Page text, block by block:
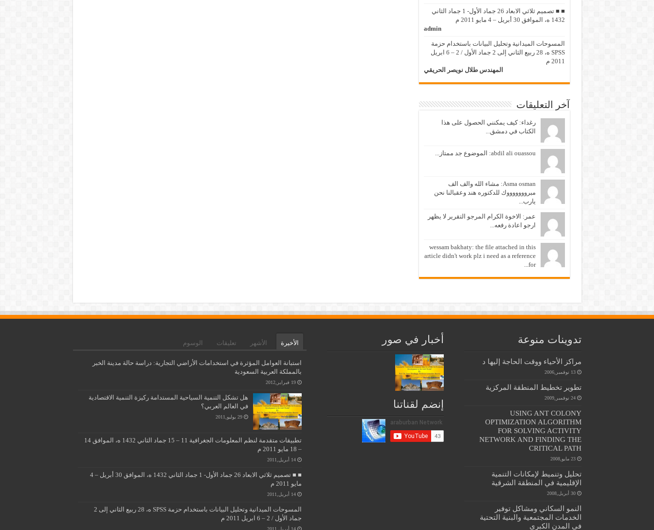
■ ■ تصميم ثلاثي الابعاد 26 جماد الأول- 1 جماد الثاني
1432 ه، الموافق 30 أبريل – 4 مايو 2011 م
admin
المسوحات الميدانية وتحليل البيانات باستخدام حزمة
SPSS ه، 28 ربيع الثاني إلى 2 جماد الأول / 2 – 6 ابريل
2011 م
المهندس طلال نويصر الحريقي
آخر التعليقات
رغداء: كيف يمكنني الحصول على هذا
الكتاب في دمشق...
abdil ali ouassou: الموضوع جد ممتاز...
Asma osman: مشاء الله والف الف
مبروووووووك للدكتوره هند وعقبالنا نحن
يارب...
عمر: الاخوة الكرام المرجو التقرير لا يظهر
ارجو اعادة رفعه...
wessam bakhaty: the file attached in this
article didn't work plz i need as a reference
for...
تدوينات منوعة
مراكز الأحياء ووقت الحاجة إليها د
13 نوفمبر,2006
تطوير تخطيط المنطقة المركزية
24 نوفمبر,2009
USING ANT COLONY
OPTIMIZATION ALGORITHM
FOR SOLVING ACTIVITY
NETWORK AND FINDING THE
CRITICAL PATH
23 مايو,2008
تحليل وتنميط لإمكانات التنمية
الإقليمية في المنطقة الشرقية
30 أبريل,2008
النمو السكاني ومشاكل توفير
الخدمات المجتمعية والبنية التحتية
في المدن الكبرى
أخبار في صور
إنضم لقناتنا
الأخيرة الأشهر تعليقات الوسوم
استبانة العوامل المؤثرة في استخدامات الأراضي التجارية: دراسة حالة مدينة الخبر
بالمملكة العربية السعودية
19 فبراير,2012
هل تشكل التنمية السياحية المستدامة ركيزة التنمية الاقتصادية
في العالم العربي؟
29 يوليو,2011
تطبيقات متقدمة لنظم المعلومات الجغرافية 11 – 15 جماد الثاني 1432 ه، الموافق 14
– 18 مايو 2011 م
14 أبريل,2011
■ ■ تصميم ثلاثي الابعاد 26 جماد الأول- 1 جماد الثاني 1432 ه، الموافق 30 أبريل – 4
مايو 2011 م
14 أبريل,2011
المسوحات الميدانية وتحليل البيانات باستخدام حزمة SPSS ه، 28 ربيع الثاني إلى 2
جماد الأول / 2 – 6 ابريل 2011 م
14 أبريل,2011